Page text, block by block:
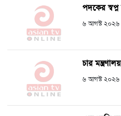
পদকের স্বপ্ন
৬ আগস্ট
চার
৬ আগস্ট